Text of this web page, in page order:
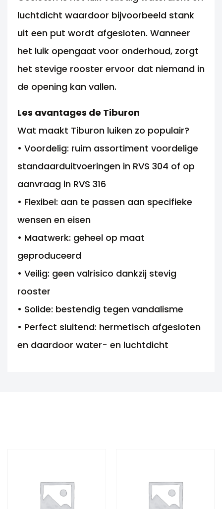
luchtdicht waardoor bijvoorbeeld stank
uit een put wordt afgesloten. Wanneer
het luik opengaat voor onderhoud, zorgt
het stevige rooster ervoor dat niemand in
de opening kan vallen.
Les avantages de Tiburon
Wat maakt Tiburon luiken zo populair?
• Voordelig: ruim assortiment voordelige
standaarduitvoeringen in RVS 304 of op
aanvraag in RVS 316
• Flexibel: aan te passen aan specifieke
wensen en eisen
• Maatwerk: geheel op maat
geproduceerd
• Veilig: geen valrisico dankzij stevig
rooster
• Solide: bestendig tegen vandalisme
• Perfect sluitend: hermetisch afgesloten
en daardoor water- en luchtdicht